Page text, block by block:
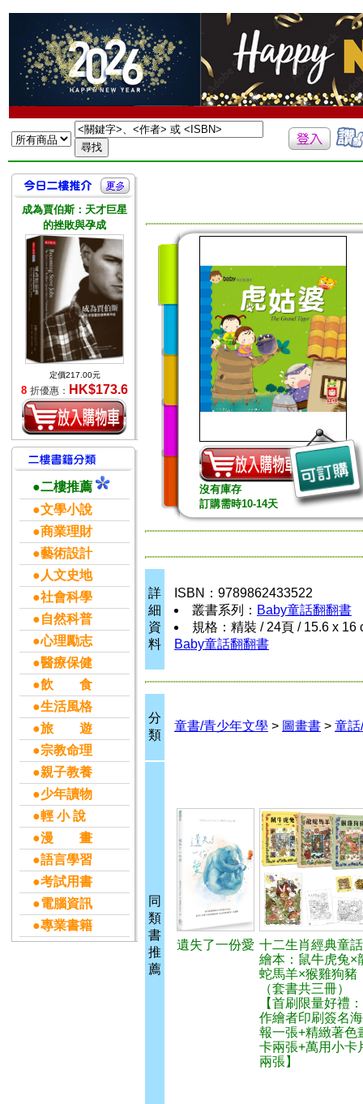
成為賈伯斯：天才巨星
的挫敗與孕成
定價217.00元
8 折優惠： HK$173.6
●二樓推薦
●文學小說
●商業理財
●藝術設計
●人文史地
●社會科學
●自然科普
●心理勵志
●醫療保健
●飲 食
●生活風格
●旅 遊
●宗教命理
●親子教養
●少年讀物
●輕 小 說
●漫 畫
●語言學習
●考試用書
●電腦資訊
●專業書籍
沒有庫存
訂購需時10-14天
詳
細
資
料
ISBN：9789862433522
叢書系列： Baby童話翻翻書
規格：精裝 / 24頁 / 15.6 x 16
Baby童話翻翻書
分
類
童書/青少年文學 > 圖畫書 > 童話
同
類
書
推
薦
遺失了一份愛 十二生肖經典童話
繪本：鼠牛虎兔×
蛇馬羊×猴雞狗豬
（套書共三冊）
【首刷限量好禮：
作繪者印刷簽名海
報一張+精緻著色
卡兩張+萬用小卡
兩張】